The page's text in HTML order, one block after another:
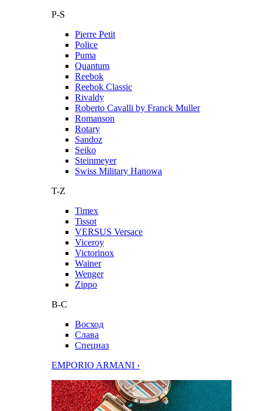
P-S
Pierre Petit
Police
Puma
Quantum
Reebok
Reebok Classic
Rivaldy
Roberto Cavalli by Franck Muller
Romanson
Rotary
Sandoz
Seiko
Steinmeyer
Swiss Military Hanowa
T-Z
Timex
Tissot
VERSUS Versace
Viceroy
Victorinox
Wainer
Wenger
Zippo
В-С
Восход
Слава
Спецназ
EMPORIO ARMANI ›